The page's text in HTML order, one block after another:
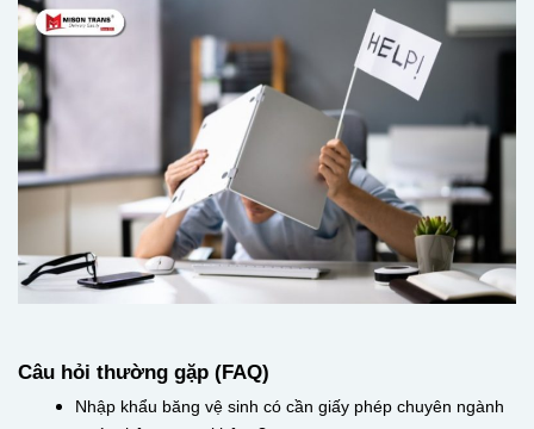
Câu hỏi thường gặp (FAQ)
Nhập khẩu băng vệ sinh có cần giấy phép chuyên ngành